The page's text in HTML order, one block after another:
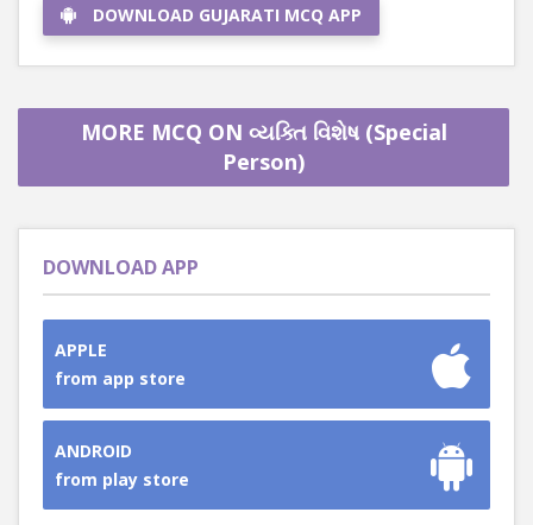
DOWNLOAD GUJARATI MCQ APP
MORE MCQ ON વ્યક્તિ વિશેષ (Special
Person)
DOWNLOAD APP
APPLE
from app store
ANDROID
from play store